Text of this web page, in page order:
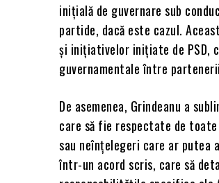
inițială de guvernare sub
partide, dacă este cazul.
și inițiativelor inițiate de PSD,
guvernamentale între
De asemenea, Grindeanu a
care să fie respectate de
sau neînțelegeri care ar putea
într-un acord scris, care să